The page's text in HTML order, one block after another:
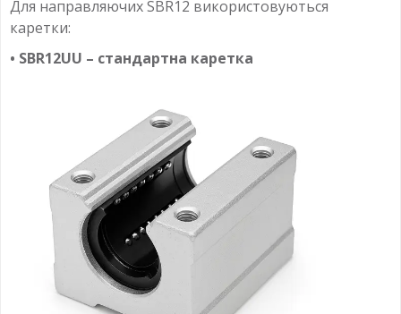
Для направляючих SBR12 використовуються
каретки:
• SBR12UU – стандартна каретка